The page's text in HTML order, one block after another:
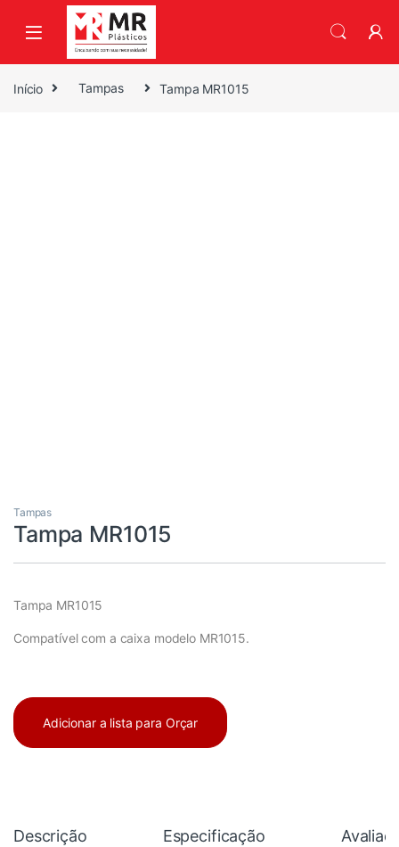
Skip to navigation
Skip to content
Início Tampas Tampa MR1015
Tampas
Tampa MR1015
Tampa MR1015
Compatível com a caixa modelo MR1015.
Adicionar a lista para Orçar
Descrição Especificação